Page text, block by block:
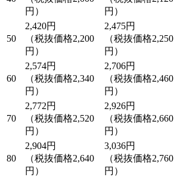
円）
円）
50
2,420円
（税抜価格2,200
円）
2,475円
（税抜価格2,250
円）
60
2,574円
（税抜価格2,340
円）
2,706円
（税抜価格2,460
円）
70
2,772円
（税抜価格2,520
円）
2,926円
（税抜価格2,660
円）
80
2,904円
（税抜価格2,640
円）
3,036円
（税抜価格2,760
円）